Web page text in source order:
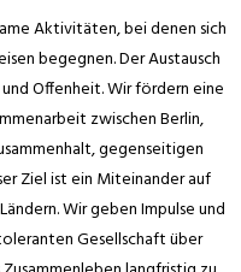
Aktivitäten, bei denen sich
begegnen. Der Austausch
Offenheit. Wir fördern eine
zwischen Berlin,
gegenseitigen
Ziel ist ein Miteinander auf
Wir geben Impulse und
Gesellschaft über